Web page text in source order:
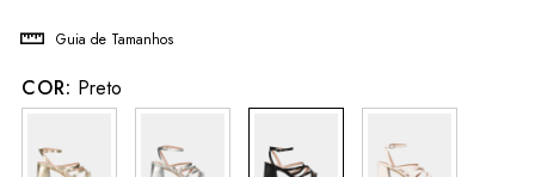
Guia de Tamanhos
COR: Preto